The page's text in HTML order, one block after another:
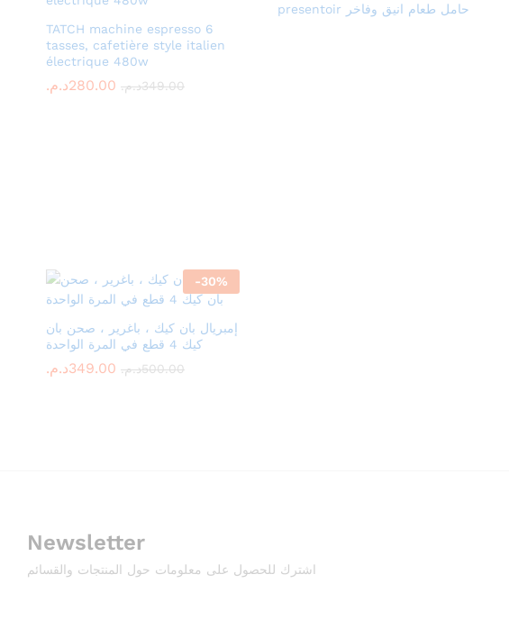
TATCH machine espresso 6
tasses, cafetière style italien
électrique 480w
280.00د.م. 349.00د.م. 280.00د.م. 349.00د.م.
presentoir حامل طعام انيق وفاخر
-30%
إمبريال بان كيك ، باغرير ، صحن بان
كيك 4 قطع في المرة الواحدة
349.00د.م. 500.00د.م. 349.00د.م. 500.00د.م.
Newsletter
اشترك للحصول على معلومات حول المنتجات والقسائم